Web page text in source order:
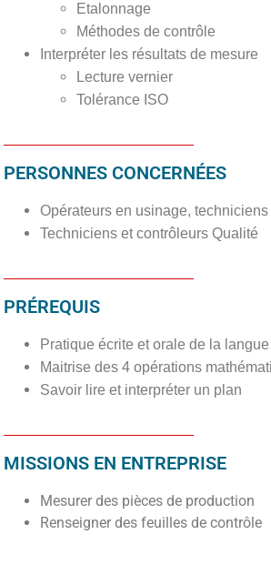
Etalonnage
Méthodes de contrôle
Interpréter les résultats de mesure
Lecture vernier
Tolérance ISO
PERSONNES CONCERNÉES
Opérateurs en usinage,
Techniciens et contrôleurs Qualité
PRÉREQUIS
Pratique écrite et orale de la
Maitrise des 4 opérations
Savoir lire et interpréter un plan
MISSIONS EN ENTREPRISE
Mesurer des pièces de production
Renseigner des feuilles de contrôle